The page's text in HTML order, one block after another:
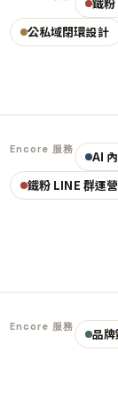
公私域閉環設計
Encore 服務
AI
鐵粉 LINE 群運營
Encore 服務 品